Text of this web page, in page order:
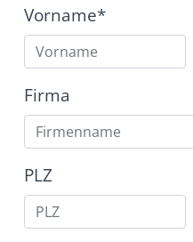
Vorname*
Firma
PLZ